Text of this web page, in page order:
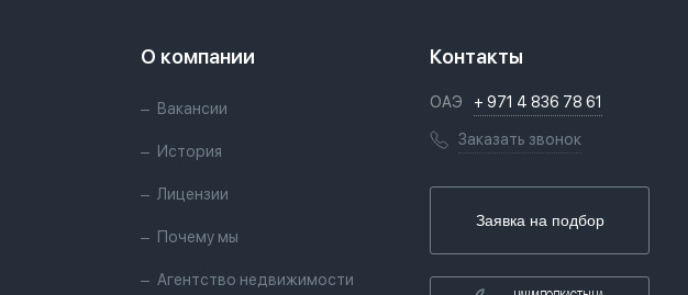
О компании
Вакансии
История
Лицензии
Почему мы
Агентство недвижимости
Контакты
ОАЭ + 971 4 836 78 61
Заказать звонок
Заявка на подбор